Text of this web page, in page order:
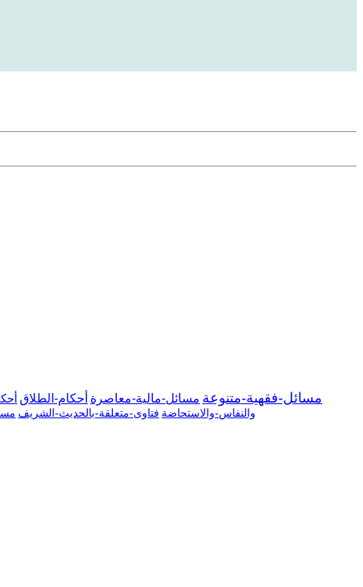
مسائل-فقهية-متنوعة مسائل-مالية-معاصرة أحكام-الطلاق
والنفاس-والاستحاضة فتاوى-متعلقة-بالحديث-الشريف